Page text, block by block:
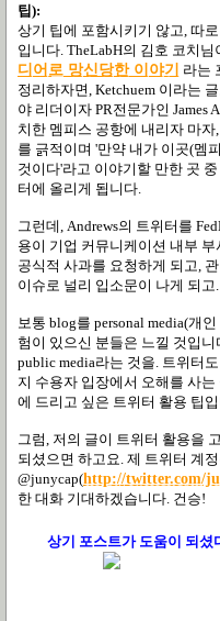
팁):
상기 팁에 포함시키기 않고, 따
입니다. TheLabH의 김호 코치님
디 어로 망신당한 이 야기 라는
정리하자면, Ketchuem 이라는
야 리더이자 PR전문가인 James
치한 멤피스 공항에 내리자 마자,
를 긁적이며 '만약 내가 이곳(멤
것이다'라고 이야기할 만한 곳
터에 올리게 됩니다.
그런데, Andrews의 트위터를
용이 기업 커뮤니케이션 내부
공식적 사과를 요청하게 되고,
이슈로 널리 입소문이 나게 되고.
보통 blog를 personal media(개인
험이 있으신 분들은 느낄 것입니
public media라는 것을. 트위터
지 수용자 입장에서 오해를 사
에 드리고 싶은 트위터 활용 팁
그럼, 저의 글이 트위터 활용을
되셨으면 하고요. 제 트위터 계
@junycap(http://twitter.com/
한 대화 기대하겠습니다. 건승!
상기 포스트가 도움이 되셨